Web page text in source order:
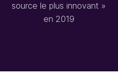
source le plus innovant »
en 2019